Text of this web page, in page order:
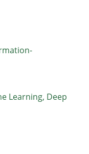
Learning, Deep